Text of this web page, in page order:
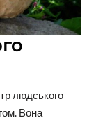
людського
Вона